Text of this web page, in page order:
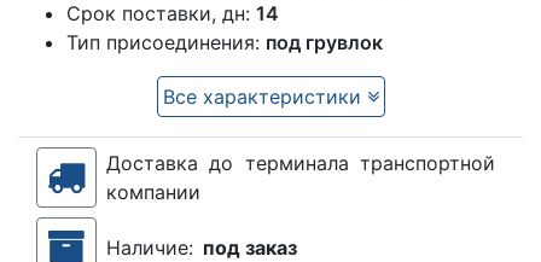
Срок поставки, дн: 14
Тип присоединения: под грувлок
Все характеристики
Доставка до терминала транспортной
компании
Наличие: под заказ